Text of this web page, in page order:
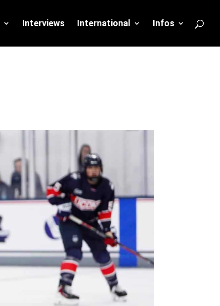
Interviews International Infos